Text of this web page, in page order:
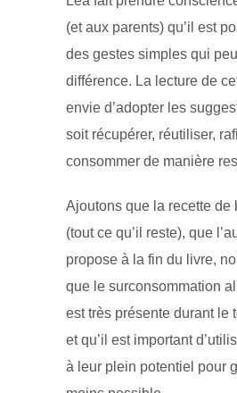
(et aux parents) qu’il est
des gestes simples qui
différence. La lecture de
envie d’adopter les
soit récupérer, réutiliser,
consommer de manière
Ajoutons que la recette de
(tout ce qu’il reste), que
propose à la fin du livre,
que le surconsommation
est très présente durant le
et qu’il est important
à leur plein potentiel pour